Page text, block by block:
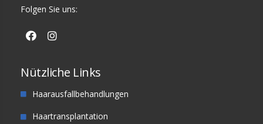
Folgen Sie uns:
Nützliche Links
Haarausfallbehandlungen
Haartransplantation